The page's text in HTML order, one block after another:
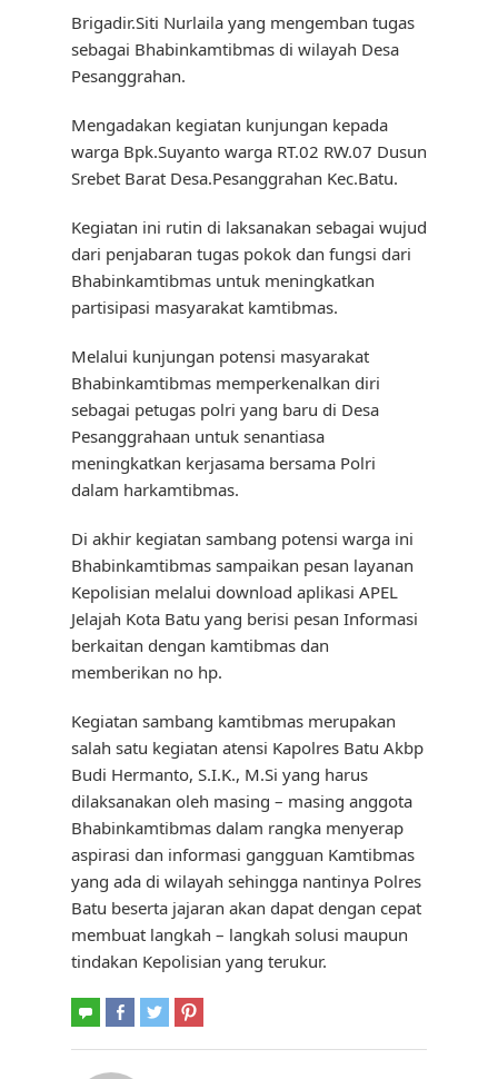
Brigadir.Siti Nurlaila yang mengemban tugas
sebagai Bhabinkamtibmas di wilayah Desa
Pesanggrahan.
Mengadakan kegiatan kunjungan kepada
warga Bpk.Suyanto warga RT.02 RW.07 Dusun
Srebet Barat Desa.Pesanggrahan Kec.Batu.
Kegiatan ini rutin di laksanakan sebagai wujud
dari penjabaran tugas pokok dan fungsi dari
Bhabinkamtibmas untuk meningkatkan
partisipasi masyarakat kamtibmas.
Melalui kunjungan potensi masyarakat
Bhabinkamtibmas memperkenalkan diri
sebagai petugas polri yang baru di Desa
Pesanggrahaan untuk senantiasa
meningkatkan kerjasama bersama Polri
dalam harkamtibmas.
Di akhir kegiatan sambang potensi warga ini
Bhabinkamtibmas sampaikan pesan layanan
Kepolisian melalui download aplikasi APEL
Jelajah Kota Batu yang berisi pesan Informasi
berkaitan dengan kamtibmas dan
memberikan no hp.
Kegiatan sambang kamtibmas merupakan
salah satu kegiatan atensi Kapolres Batu Akbp
Budi Hermanto, S.I.K., M.Si yang harus
dilaksanakan oleh masing – masing anggota
Bhabinkamtibmas dalam rangka menyerap
aspirasi dan informasi gangguan Kamtibmas
yang ada di wilayah sehingga nantinya Polres
Batu beserta jajaran akan dapat dengan cepat
membuat langkah – langkah solusi maupun
tindakan Kepolisian yang terukur.